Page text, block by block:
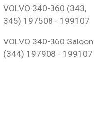
VOLVO 340-360 (343,
345) 197508 - 199107
VOLVO 340-360 Saloon
(344) 197908 - 199107